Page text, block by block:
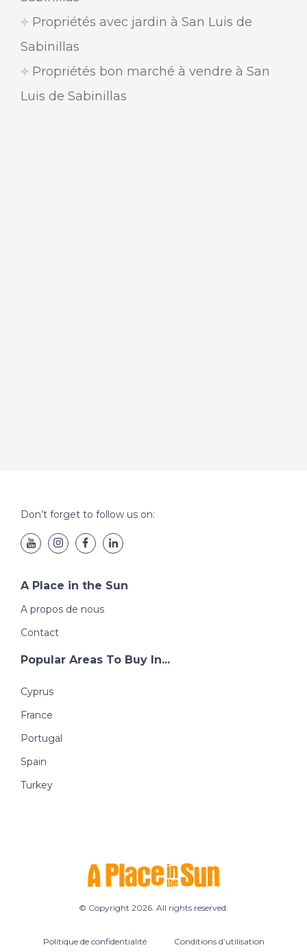
Propriétés avec jardin à San Luis de
Sabinillas
Propriétés bon marché à vendre à San
Luis de Sabinillas
Don’t forget to follow us on:
A Place in the Sun
A propos de nous
Contact
Popular Areas To Buy In...
Cyprus
France
Portugal
Spain
Turkey
© Copyright 2026. All rights reserved.
Politique de confidentialité Conditions d’utilisation